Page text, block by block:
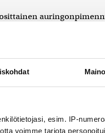
esim. IP-
voimme tarjota
yhdistys Ursa.